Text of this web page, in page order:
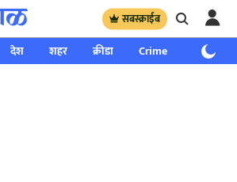
सबस्क्राईब
देश शहर क्रीडा Crime साप्ताहिक